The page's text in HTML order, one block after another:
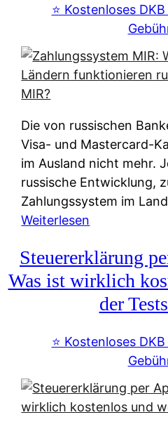
-
l
t
n
a
t
i
v
e
&
f
r
e
u
s
⭐️ Kostenloses
Die von russischen
Visa- und Mastercard-
im Ausland nicht mehr.
russische Entwicklung,
Zahlungssystem im
Weiterlesen
a
h
g
s
y
Steuererklärung
Was ist wirklich
der
⭐️ Kostenloses